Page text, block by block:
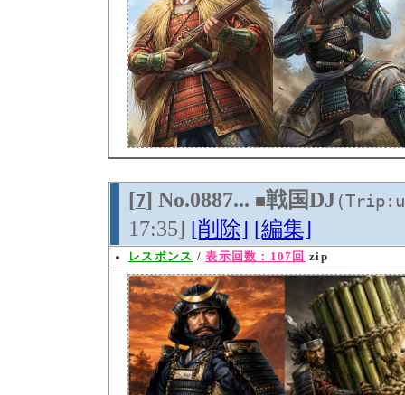
[7] No.0887... ■戦国DJ
17:35] [削除] [編集]
レスポンス /表示回数：107回 zip